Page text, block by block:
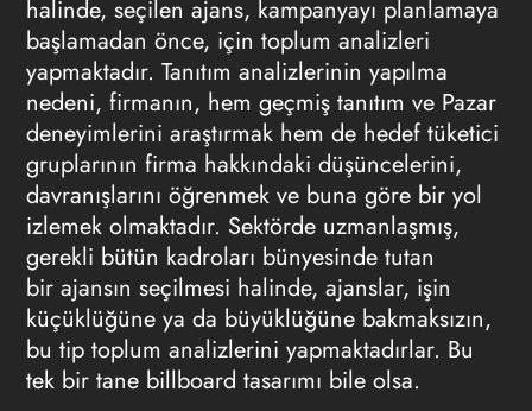
halinde, seçilen ajans, kampanyayı planlamaya
başlamadan önce, için toplum analizleri
yapmaktadır. Tanıtım analizlerinin yapılma
nedeni, firmanın, hem geçmiş tanıtım ve Pazar
deneyimlerini araştırmak hem de hedef tüketici
gruplarının firma hakkındaki düşüncelerini,
davranışlarını öğrenmek ve buna göre bir yol
izlemek olmaktadır. Sektörde uzmanlaşmış,
gerekli bütün kadroları bünyesinde tutan
bir ajansın seçilmesi halinde, ajanslar, işin
küçüklüğüne ya da büyüklüğüne bakmaksızın,
bu tip toplum analizlerini yapmaktadırlar. Bu
tek bir tane billboard tasarımı bile olsa.